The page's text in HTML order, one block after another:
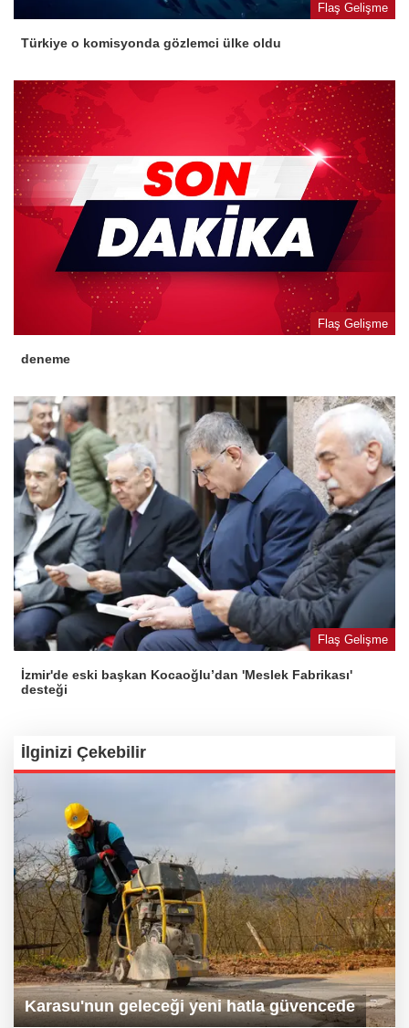
Flaş Gelişme
Türkiye o komisyonda gözlemci ülke oldu
Flaş Gelişme
deneme
Flaş Gelişme
İzmir'de eski başkan Kocaoğlu’dan 'Meslek Fabrikası'
desteği
İlginizi Çekebilir
Karasu'nun geleceği yeni hatla güvencede